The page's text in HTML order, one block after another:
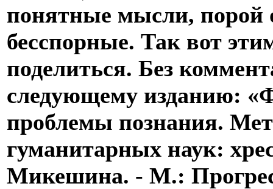
понятные мысли, порой
бесспорные. Так вот
поделиться. Без
следующему изданию:
проблемы познания.
гуманитарных наук:
Микешина. - М.: